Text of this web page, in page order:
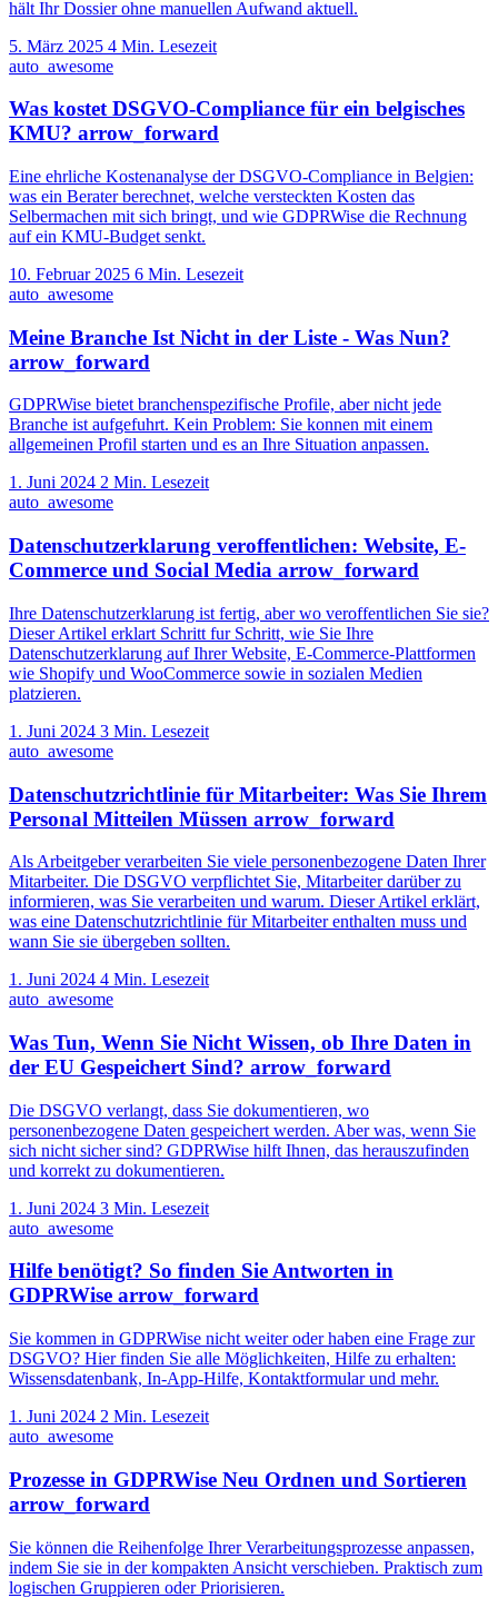
hält Ihr Dossier ohne manuellen Aufwand aktuell.
5. März 2025 4 Min. Lesezeit
auto_awesome
Was kostet DSGVO-Compliance für ein belgisches
KMU? arrow_forward
Eine ehrliche Kostenanalyse der DSGVO-Compliance in Belgien:
was ein Berater berechnet, welche versteckten Kosten das
Selbermachen mit sich bringt, und wie GDPRWise die Rechnung
auf ein KMU-Budget senkt.
10. Februar 2025 6 Min. Lesezeit
auto_awesome
Meine Branche Ist Nicht in der Liste - Was Nun?
arrow_forward
GDPRWise bietet branchenspezifische Profile, aber nicht jede
Branche ist aufgefuhrt. Kein Problem: Sie konnen mit einem
allgemeinen Profil starten und es an Ihre Situation anpassen.
1. Juni 2024 2 Min. Lesezeit
auto_awesome
Datenschutzerklarung veroffentlichen: Website, E-
Commerce und Social Media arrow_forward
Ihre Datenschutzerklarung ist fertig, aber wo veroffentlichen Sie sie?
Dieser Artikel erklart Schritt fur Schritt, wie Sie Ihre
Datenschutzerklarung auf Ihrer Website, E-Commerce-Plattformen
wie Shopify und WooCommerce sowie in sozialen Medien
platzieren.
1. Juni 2024 3 Min. Lesezeit
auto_awesome
Datenschutzrichtlinie für Mitarbeiter: Was Sie Ihrem
Personal Mitteilen Müssen arrow_forward
Als Arbeitgeber verarbeiten Sie viele personenbezogene Daten Ihrer
Mitarbeiter. Die DSGVO verpflichtet Sie, Mitarbeiter darüber zu
informieren, was Sie verarbeiten und warum. Dieser Artikel erklärt,
was eine Datenschutzrichtlinie für Mitarbeiter enthalten muss und
wann Sie sie übergeben sollten.
1. Juni 2024 4 Min. Lesezeit
auto_awesome
Was Tun, Wenn Sie Nicht Wissen, ob Ihre Daten in
der EU Gespeichert Sind? arrow_forward
Die DSGVO verlangt, dass Sie dokumentieren, wo
personenbezogene Daten gespeichert werden. Aber was, wenn Sie
sich nicht sicher sind? GDPRWise hilft Ihnen, das herauszufinden
und korrekt zu dokumentieren.
1. Juni 2024 3 Min. Lesezeit
auto_awesome
Hilfe benötigt? So finden Sie Antworten in
GDPRWise arrow_forward
Sie kommen in GDPRWise nicht weiter oder haben eine Frage zur
DSGVO? Hier finden Sie alle Möglichkeiten, Hilfe zu erhalten:
Wissensdatenbank, In-App-Hilfe, Kontaktformular und mehr.
1. Juni 2024 2 Min. Lesezeit
auto_awesome
Prozesse in GDPRWise Neu Ordnen und Sortieren
arrow_forward
Sie können die Reihenfolge Ihrer Verarbeitungsprozesse anpassen,
indem Sie sie in der kompakten Ansicht verschieben. Praktisch zum
logischen Gruppieren oder Priorisieren.